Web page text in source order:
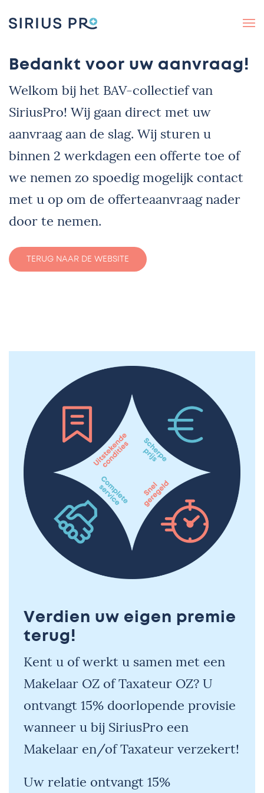
Bedankt voor uw aanvraag!
Welkom bij het BAV-collectief van
SiriusPro! Wij gaan direct met uw
aanvraag aan de slag. Wij sturen u
binnen 2 werkdagen een offerte toe of
we nemen zo spoedig mogelijk contact
met u op om de offerteaanvraag nader
door te nemen.
TERUG NAAR DE WEBSITE
Verdien uw eigen premie
terug!
Kent u of werkt u samen met een
Makelaar OZ of Taxateur OZ? U
ontvangt 15% doorlopende provisie
wanneer u bij SiriusPro een
Makelaar en/of Taxateur verzekert!
Uw relatie ontvangt 15%